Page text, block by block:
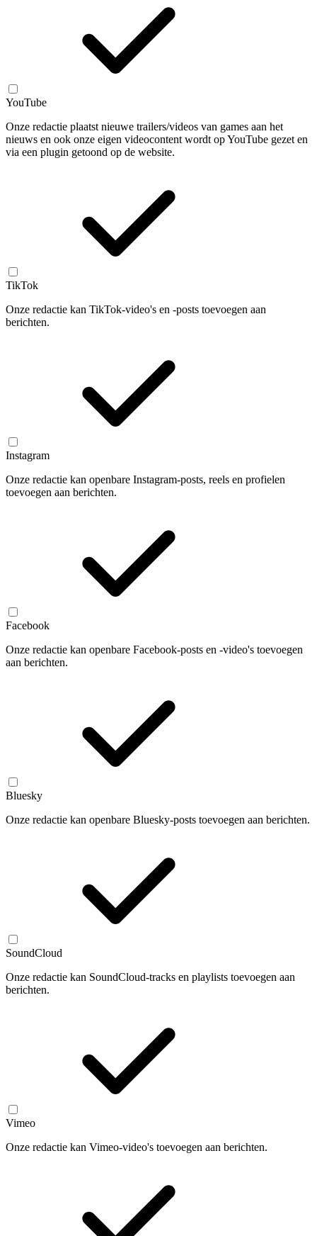
YouTube
Onze redactie plaatst nieuwe trailers/videos van games aan het
nieuws en ook onze eigen videocontent wordt op YouTube gezet en
via een plugin getoond op de website.
TikTok
Onze redactie kan TikTok-video's en -posts toevoegen aan
berichten.
Instagram
Onze redactie kan openbare Instagram-posts, reels en profielen
toevoegen aan berichten.
Facebook
Onze redactie kan openbare Facebook-posts en -video's toevoegen
aan berichten.
Bluesky
Onze redactie kan openbare Bluesky-posts toevoegen aan berichten.
SoundCloud
Onze redactie kan SoundCloud-tracks en playlists toevoegen aan
berichten.
Vimeo
Onze redactie kan Vimeo-video's toevoegen aan berichten.